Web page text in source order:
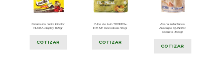
Caramelos nucita bicolor
NUCITA display 168gr
COTIZAR
Pulpa de Lulo TROPICAL
FRESH monodosis 90gr
COTIZAR
Avena instantánea
Arequipe QUAKER
paquete 300gr
COTIZAR